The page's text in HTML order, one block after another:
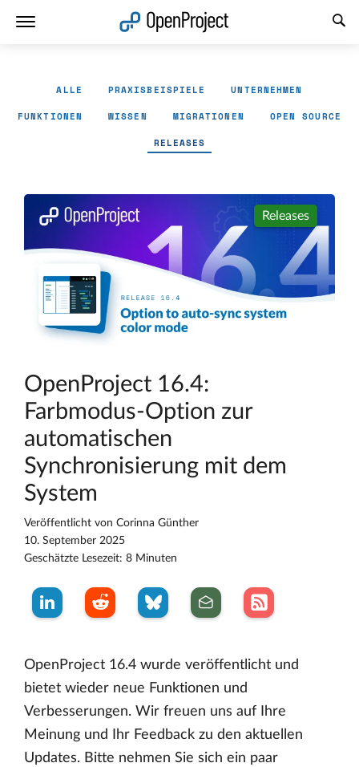
ALLE PRAXISBEISPIELE UNTERNEHMEN
FUNKTIONEN WISSEN MIGRATIONEN OPEN SOURCE
RELEASES
Releases
OpenProject 16.4:
Farbmodus-Option zur
automatischen
Synchronisierung mit dem
System
Veröffentlicht von Corinna Günther
10. September 2025
Geschätzte Lesezeit: 8 Minuten
OpenProject 16.4 wurde veröffentlicht und
bietet wieder neue Funktionen und
Verbesserungen. Wir freuen uns auf Ihre
Meinung und Ihr Feedback zu den aktuellen
Updates. Bitte nehmen Sie sich ein paar
Link in neuem Tab öffnen